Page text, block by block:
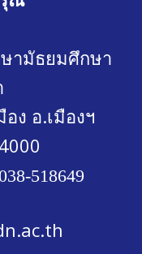
ามัธยมศึกษา
ง อ.เมืองฯ
518649